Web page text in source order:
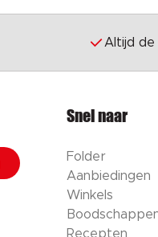
Altijd
Snel naar
Folder
Aanbiedingen
Winkels
Recepten